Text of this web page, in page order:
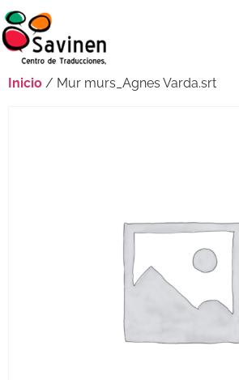
Inicio / Mur murs_Agnes Varda.srt